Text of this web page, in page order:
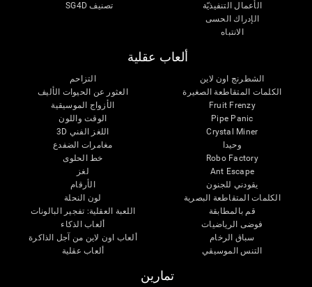
الأعمال التنفيذيّة
الإدراك الحسى
الانتباه
تصنيف SG4D
ألعاب عقلية
الشطرنج اون لاين
الكلمات المتقاطعة الصغيرة
Fruit Frenzy
Pipe Panic
Crystal Miner
وحيدا
Robo Factory
Ant Escape
يقودني للجنون
الكلمات المتقاطعة البصرية
قم بالمطابقة
فوضى الرياضيات
سباق الرخام
التنس الموسيقي
التزاحم
العثور عن الحيوات الأليف
الأزواج الموسيقية
الوقت واللون
اللغز الفني 3D
مغامرات الضفدع
خط الحلوى
لغز
الأرقام
لون النحلة
اللعبة العقلية: تفجير البالونات
ألعاب الذكاء
ألعاب اون لاين من آجل الذاكرة
ألعاب عقلية
تمارين